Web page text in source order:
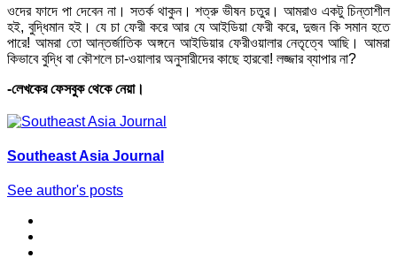
ওদের ফাদে পা দেবেন না। সতর্ক থাকুন। শত্রু ভীষন চতুর। আমরাও একটু চিন্তাশীল
হই, বুদ্ধিমান হই। যে চা ফেরী করে আর যে আইডিয়া ফেরী করে, দুজন কি সমান হতে
পারে! আমরা তো আন্তর্জাতিক অঙ্গনে আইডিয়ার ফেরীওয়ালার নেতৃত্বে আছি। আমরা
কিভাবে বুদ্ধি বা কৌশলে চা-ওয়ালার অনুসারীদের কাছে হারবো! লজ্জার ব্যাপার না?
-লেখকের ফেসবুক থেকে নেয়া।
Southeast Asia Journal
See author's posts